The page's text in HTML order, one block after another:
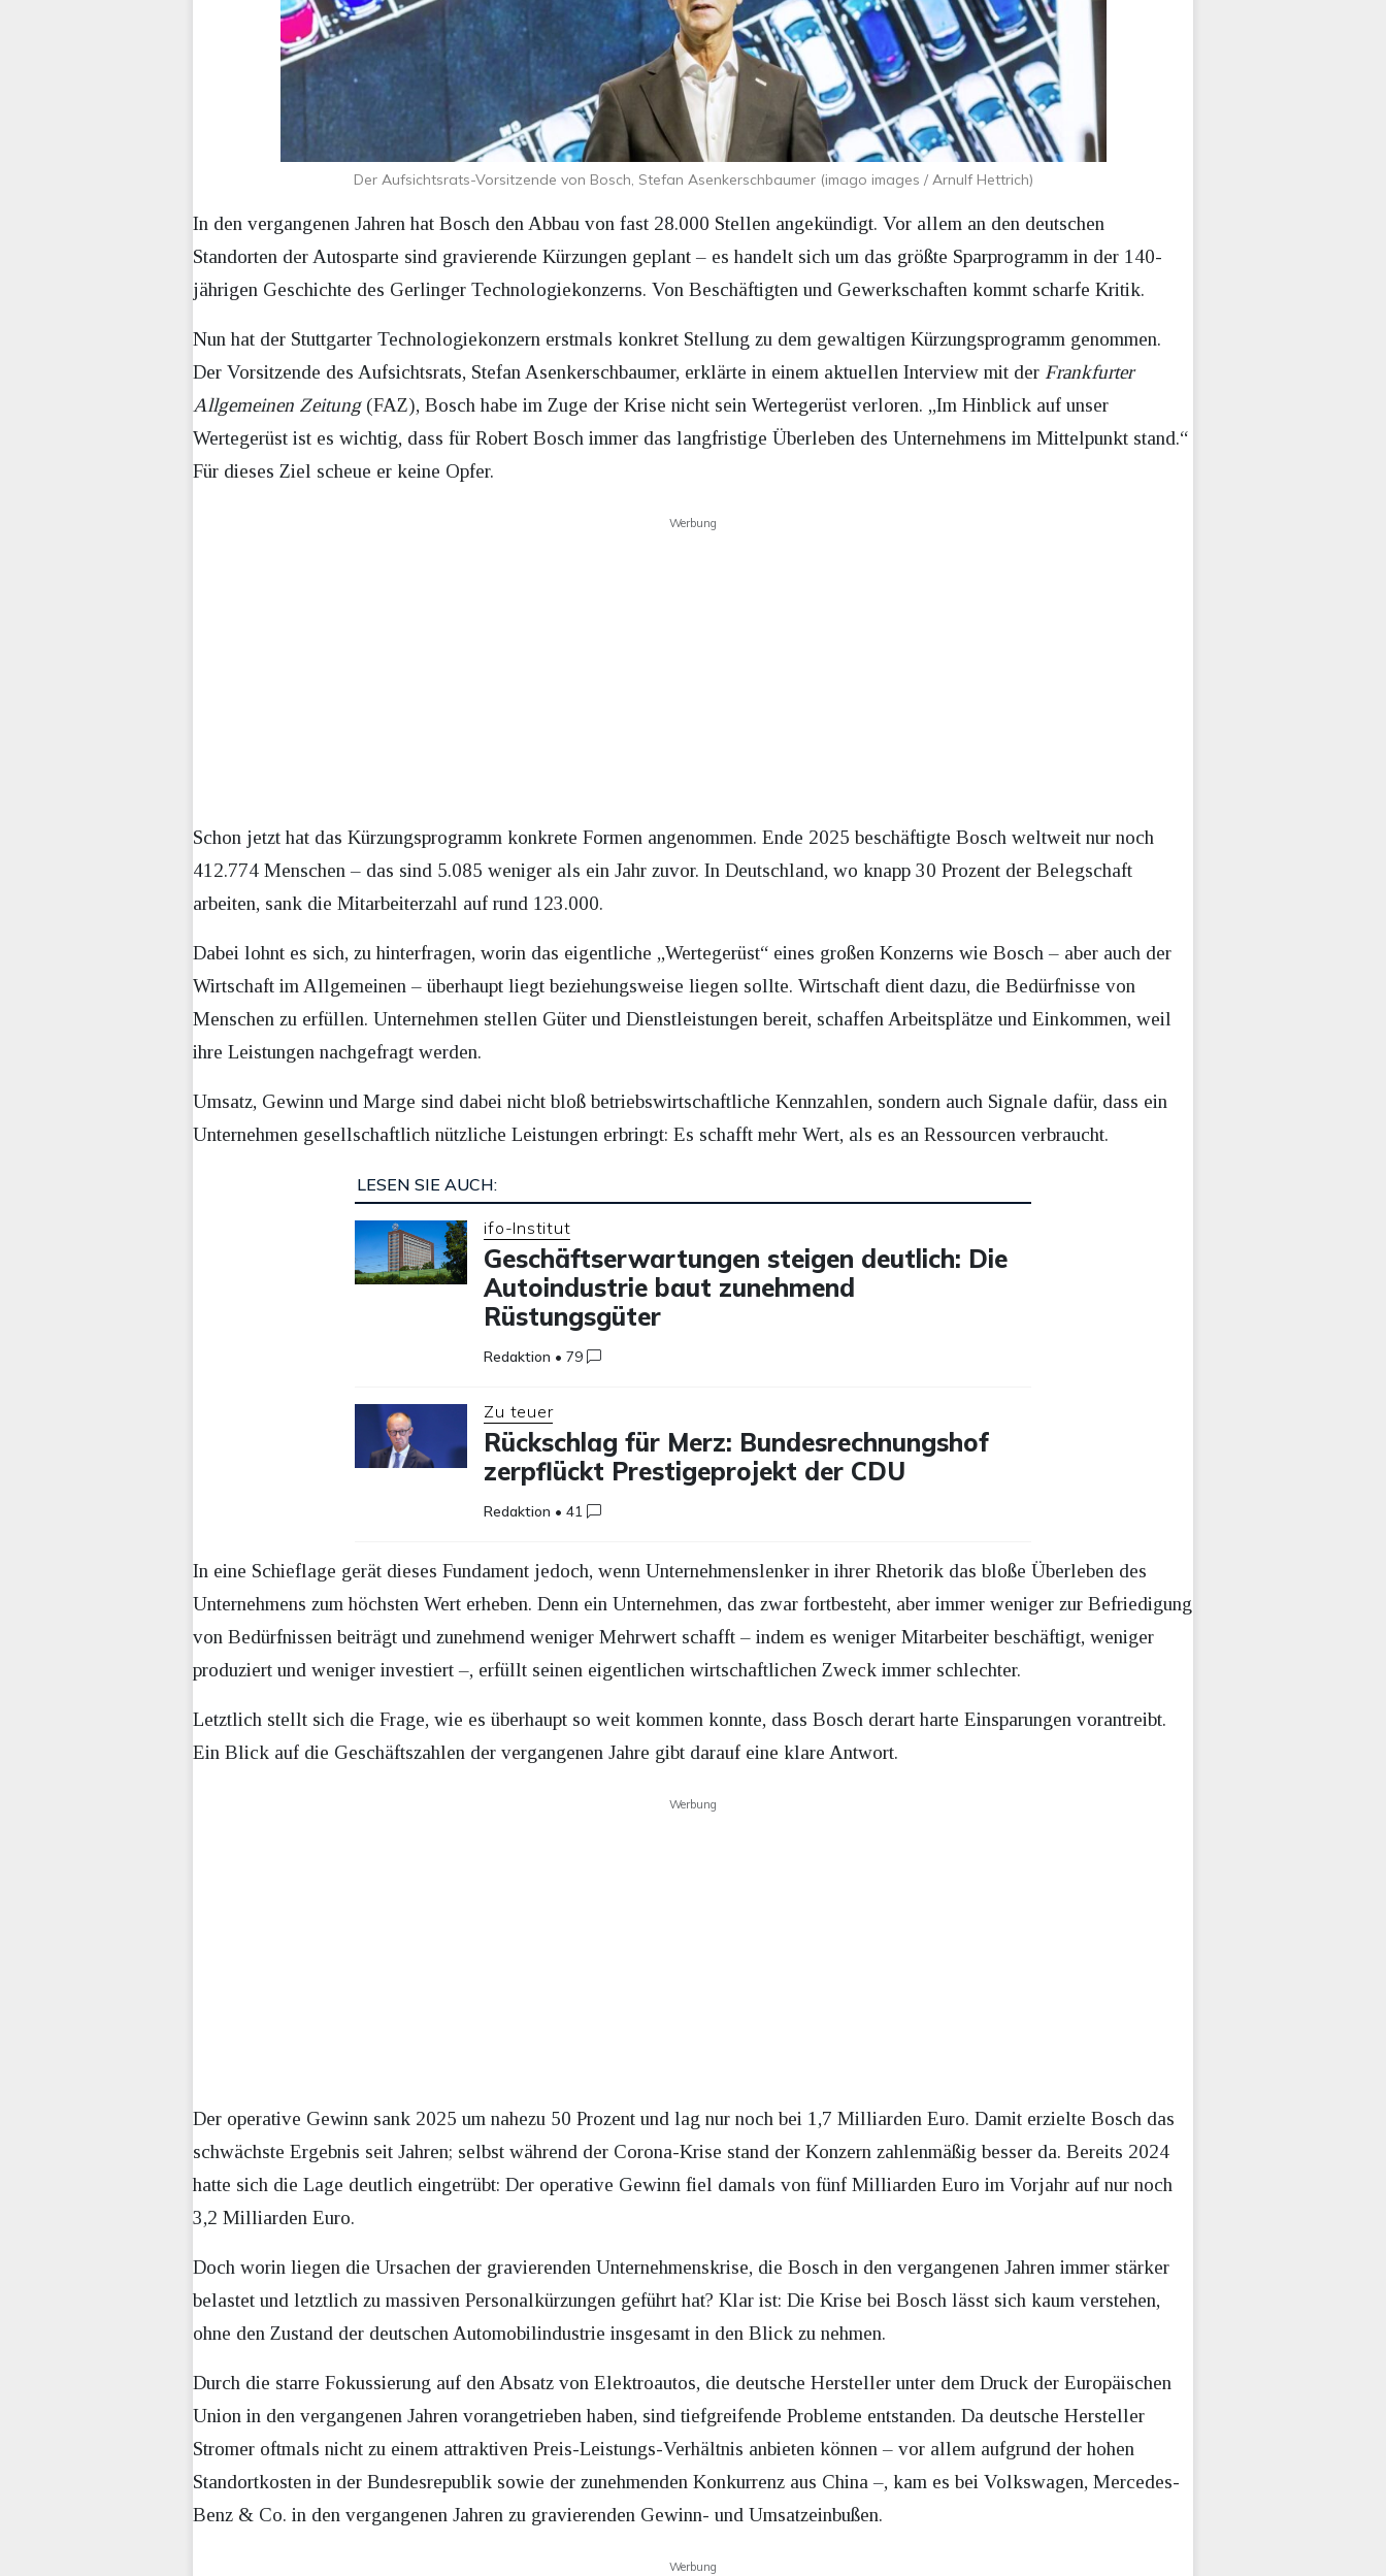
Der Aufsichtsrats-Vorsitzende von Bosch, Stefan Asenkerschbaumer (imago images / Arnulf Hettrich)
In den vergangenen Jahren hat Bosch den Abbau von fast 28.000 Stellen angekündigt. Vor allem an den deutschen
Standorten der Autosparte sind gravierende Kürzungen geplant – es handelt sich um das größte Sparprogramm in der 140-
jährigen Geschichte des Gerlinger Technologiekonzerns. Von Beschäftigten und Gewerkschaften kommt scharfe Kritik.
Nun hat der Stuttgarter Technologiekonzern erstmals konkret Stellung zu dem gewaltigen Kürzungsprogramm genommen.
Der Vorsitzende des Aufsichtsrats, Stefan Asenkerschbaumer, erklärte in einem aktuellen Interview mit der Frankfurter
Allgemeinen Zeitung(FAZ), Bosch habe im Zuge der Krise nicht sein Wertegerüst verloren. „Im Hinblick auf unser
Wertegerüst ist es wichtig, dass für Robert Bosch immer das langfristige Überleben des Unternehmens im Mittelpunkt stand.“
Für dieses Ziel scheue er keine Opfer.
Werbung
Schon jetzt hat das Kürzungsprogramm konkrete Formen angenommen. Ende 2025 beschäftigte Bosch weltweit nur noch
412.774 Menschen – das sind 5.085 weniger als ein Jahr zuvor. In Deutschland, wo knapp 30 Prozent der Belegschaft
arbeiten, sank die Mitarbeiterzahl auf rund 123.000.
Dabei lohnt es sich, zu hinterfragen, worin das eigentliche „Wertegerüst“ eines großen Konzerns wie Bosch – aber auch der
Wirtschaft im Allgemeinen – überhaupt liegt beziehungsweise liegen sollte. Wirtschaft dient dazu, die Bedürfnisse von
Menschen zu erfüllen. Unternehmen stellen Güter und Dienstleistungen bereit, schaffen Arbeitsplätze und Einkommen, weil
ihre Leistungen nachgefragt werden.
Umsatz, Gewinn und Marge sind dabei nicht bloß betriebswirtschaftliche Kennzahlen, sondern auch Signale dafür, dass ein
Unternehmen gesellschaftlich nützliche Leistungen erbringt: Es schafft mehr Wert, als es an Ressourcen verbraucht.
LESEN SIE AUCH:
ifo-Institut
Geschäftserwartungen steigen deutlich: Die
Autoindustrie baut zunehmend
Rüstungsgüter
Redaktion •79
Zu teuer
Rückschlag für Merz: Bundesrechnungshof
zerpflückt Prestigeprojekt der CDU
Redaktion •41
In eine Schieflage gerät dieses Fundament jedoch, wenn Unternehmenslenker in ihrer Rhetorik das bloße Überleben des
Unternehmens zum höchsten Wert erheben. Denn ein Unternehmen, das zwar fortbesteht, aber immer weniger zur Befriedigung
von Bedürfnissen beiträgt und zunehmend weniger Mehrwert schafft – indem es weniger Mitarbeiter beschäftigt, weniger
produziert und weniger investiert –, erfüllt seinen eigentlichen wirtschaftlichen Zweck immer schlechter.
Letztlich stellt sich die Frage, wie es überhaupt so weit kommen konnte, dass Bosch derart harte Einsparungen vorantreibt.
Ein Blick auf die Geschäftszahlen der vergangenen Jahre gibt darauf eine klare Antwort.
Werbung
Der operative Gewinn sank 2025 um nahezu 50 Prozent und lag nur noch bei 1,7 Milliarden Euro. Damit erzielte Bosch das
schwächste Ergebnis seit Jahren; selbst während der Corona-Krise stand der Konzern zahlenmäßig besser da. Bereits 2024
hatte sich die Lage deutlich eingetrübt: Der operative Gewinn fiel damals von fünf Milliarden Euro im Vorjahr auf nur noch
3,2 Milliarden Euro.
Doch worin liegen die Ursachen der gravierenden Unternehmenskrise, die Bosch in den vergangenen Jahren immer stärker
belastet und letztlich zu massiven Personalkürzungen geführt hat? Klar ist: Die Krise bei Bosch lässt sich kaum verstehen,
ohne den Zustand der deutschen Automobilindustrie insgesamt in den Blick zu nehmen.
Durch die starre Fokussierung auf den Absatz von Elektroautos, die deutsche Hersteller unter dem Druck der Europäischen
Union in den vergangenen Jahren vorangetrieben haben, sind tiefgreifende Probleme entstanden. Da deutsche Hersteller
Stromer oftmals nicht zu einem attraktiven Preis-Leistungs-Verhältnis anbieten können – vor allem aufgrund der hohen
Standortkosten in der Bundesrepublik sowie der zunehmenden Konkurrenz aus China –, kam es bei Volkswagen, Mercedes-
Benz & Co. in den vergangenen Jahren zu gravierenden Gewinn- und Umsatzeinbußen.
Werbung